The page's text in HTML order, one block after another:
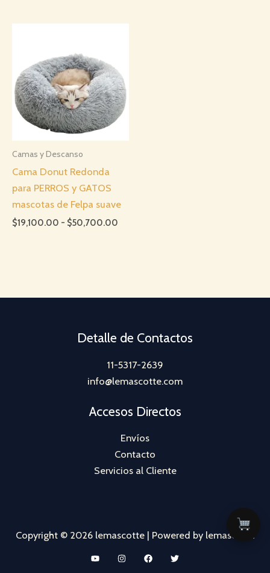
Camas y Descanso
Cama Donut Redonda
para PERROS y GATOS
mascotas de Felpa suave
$19,100.00 - $50,700.00
Detalle de Contactos
11-5317-2639
info@lemascotte.com
Accesos Directos
Envíos
Contacto
Servicios al Cliente
Copyright © 2026 lemascotte | Powered by lemascotte